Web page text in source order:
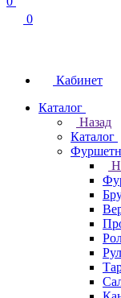
0
Кабинет
Каталог
Назад
Каталог